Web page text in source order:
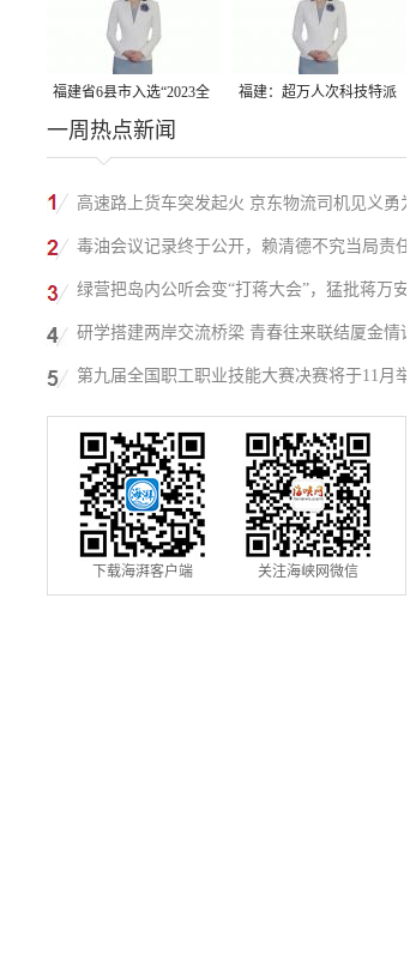
福建省6县市入选“2023全
国县域发展潜力百强县”
福建：超万人次科技特派
一周热点新闻
高速路上货车突发起火 京东物流司机见义勇为
施救挽回损失
毒油会议记录终于公开，赖清德不究当局责任
反甩锅卢秀燕，蓝营点名责任官员要求撤职下
绿营把岛内公听会变“打蒋大会”，猛批蒋万安
废除监察机构主张，遭蓝营搬出蔡英文、赖清
研学搭建两岸交流桥梁 青春往来联结厦金情谊
第九届全国职工职业技能大赛决赛将于11月举
行
下载海湃客户端 关注海峡网微信